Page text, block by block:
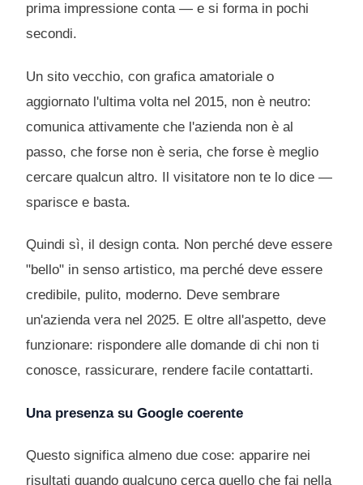
prima impressione conta — e si forma in pochi
secondi.
Un sito vecchio, con grafica amatoriale o
aggiornato l'ultima volta nel 2015, non è neutro:
comunica attivamente che l'azienda non è al
passo, che forse non è seria, che forse è meglio
cercare qualcun altro. Il visitatore non te lo dice —
sparisce e basta.
Quindi sì, il design conta. Non perché deve essere
"bello" in senso artistico, ma perché deve essere
credibile, pulito, moderno. Deve sembrare
un'azienda vera nel 2025. E oltre all'aspetto, deve
funzionare: rispondere alle domande di chi non ti
conosce, rassicurare, rendere facile contattarti.
Una presenza su Google coerente
Questo significa almeno due cose: apparire nei
risultati quando qualcuno cerca quello che fai nella